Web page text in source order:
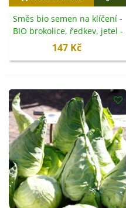
Směs bio semen na klíčení -
BIO brokolice, ředkev, jetel -
200 g
147 Kč